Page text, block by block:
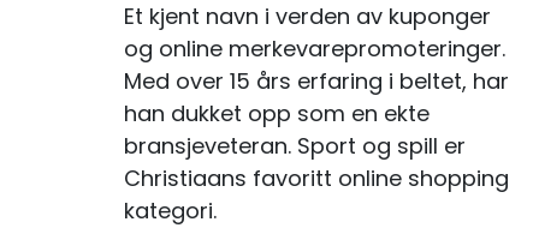
Et kjent navn i verden av kuponger
og online merkevarepromoteringer.
Med over 15 års erfaring i beltet, har
han dukket opp som en ekte
bransjeveteran. Sport og spill er
Christiaans favoritt online shopping
kategori.